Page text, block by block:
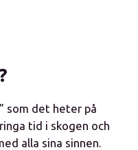
som det heter på
tid i skogen och
alla sina sinnen.